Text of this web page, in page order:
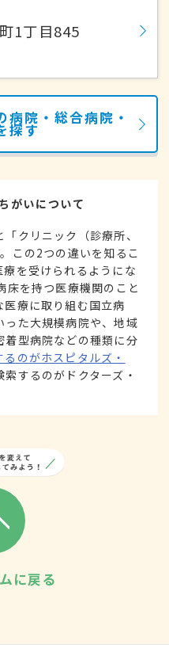
1丁目845
病院・総合病院・
探す
がいについて
クリニック（診療所、
この2つの違いを知るこ
を受けられるようにな
床を持つ医療機関のこと
療に取り組む国立病
った大規模病院や、地域
着型病院などの種類に分
るのがホスピタルズ・
するのがドクターズ・
に戻る